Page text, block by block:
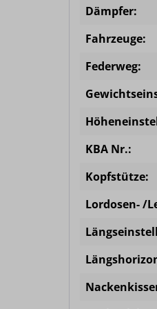
Dämpfer:
Fahrzeuge:
Federweg:
KBA Nr.:
Kopfstütze:
Lordosen- /